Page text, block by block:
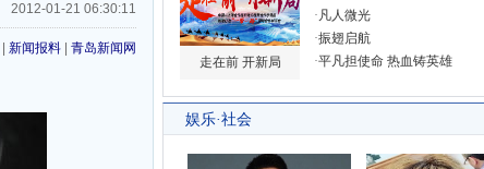
2012-01-21 06:30:11
新闻报料 青岛新闻网